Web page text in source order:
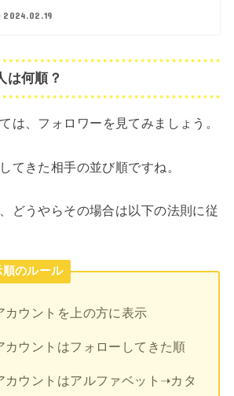
2024.02.19
は何順？
は、フォロワーを見てみましょう。
てきた相手の並び順ですね。
どうやらその場合は以下の法則に従
順のルール
カウントを上の方に表示
カウントはフォローしてきた順
カウントはアルファベット➝カタ